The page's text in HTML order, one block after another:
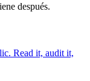
después.
Read it, audit it,